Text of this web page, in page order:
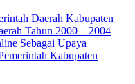
Daerah Kabupaten
Tahun 2000 – 2004
Sebagai Upaya
Kabupaten